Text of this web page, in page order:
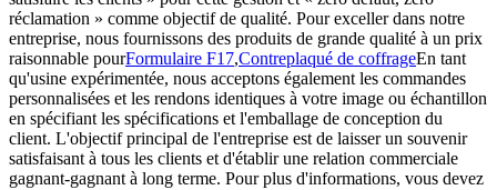
réclamation » comme objectif de qualité. Pour exceller dans notre
entreprise, nous fournissons des produits de grande qualité à un prix
raisonnable pourFormulaire F17,Contreplaqué de coffrageEn tant
qu'usine expérimentée, nous acceptons également les commandes
personnalisées et les rendons identiques à votre image ou échantillon
en spécifiant les spécifications et l'emballage de conception du
client. L'objectif principal de l'entreprise est de laisser un souvenir
satisfaisant à tous les clients et d'établir une relation commerciale
gagnant-gagnant à long terme. Pour plus d'informations, vous devez